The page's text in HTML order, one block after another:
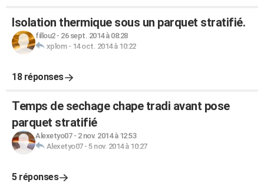
Isolation thermique sous un parquet stratifié.
fillou2- 26 sept. 2014 à 08:28
xplom- 14 oct. 2014 à 10:22
18 réponses
Temps de sechage chape tradi avant pose
parquet stratifié
Alexetyo07- 2 nov. 2014 à 12:53
Alexetyo07- 5 nov. 2014 à 10:27
5 réponses